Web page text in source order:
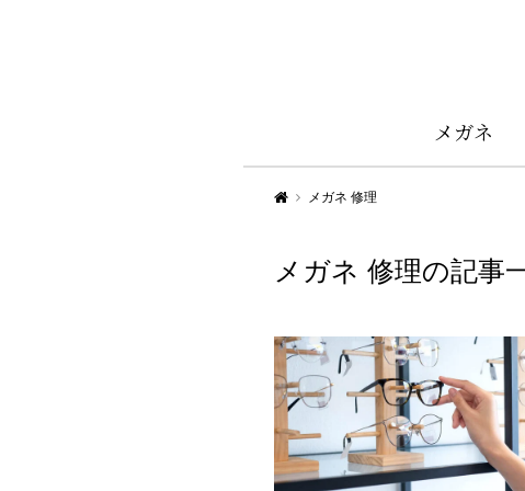
メガネ
Aigan STYLE（メガネ・めがね）
メガネ 修理
メガネ 修理の記事